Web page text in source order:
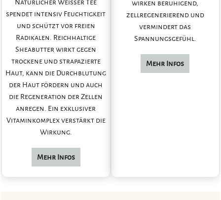
Natürlicher Weisser Tee
spendet intensiv Feuchtigkeit
und schützt vor freien
Radikalen. Reichhaltige
Sheabutter wirkt gegen
trockene und strapazierte
Haut, kann die Durchblutung
der Haut fördern und auch
die Regeneration der Zellen
anregen. Ein exklusiver
Vitaminkomplex verstärkt die
Wirkung.
Mehr Infos
wirken beruhigend,
zellregenerierend und
vermindert das
Spannungsgefühl.
Mehr Infos